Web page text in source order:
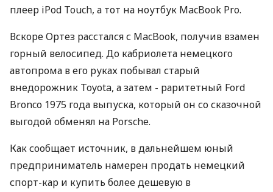
плеер iPod Touch, а тот на ноутбук MacBook Pro.
Вскоре Ортез расстался с MacBook, получив взамен
горный велосипед. До кабриолета немецкого
автопрома в его руках побывал старый
внедорожник Toyota, а затем - раритетный Ford
Broncо 1975 года выпуска, который он со сказочной
выгодой обменял на Porsche.
Как сообщает источник, в дальнейшем юный
предприниматель намерен продать немецкий
спорт-кар и купить более дешевую в